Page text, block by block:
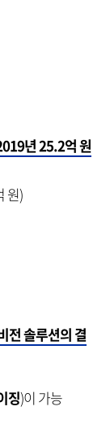
년 25.2억 원
원)
전 솔루션의 결
징)이 가능